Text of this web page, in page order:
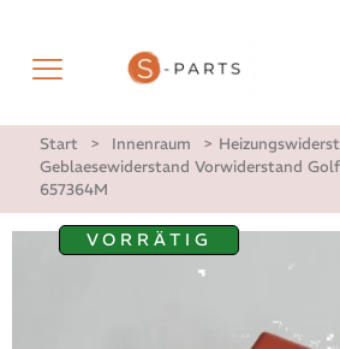
Start > Innenraum >
Geblaesewiderstand Vorwiderstand Golf
657364M
VORRÄTIG